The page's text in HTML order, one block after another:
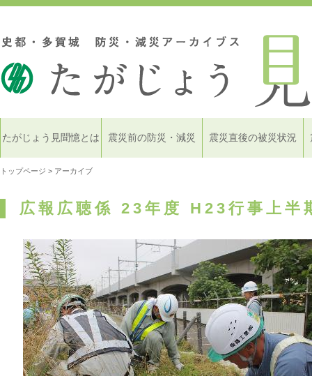
たがじょう見聞憶とは 震災前の防災・減災 震災直後の被災状況
トップページ > アーカイブ
広報広聴係 23年度 H23行事上